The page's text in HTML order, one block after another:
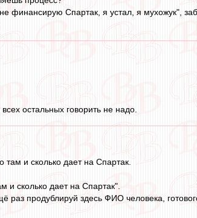
финансирую Спартак, я устал, я мухожук",
остальных говорить не надо.
там и сколько дает на Спартак.
и сколько дает на Спартак".
продублируй здесь ФИО человека,